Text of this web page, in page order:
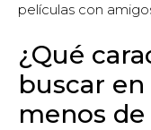
películas con
¿Qué
buscar
menos